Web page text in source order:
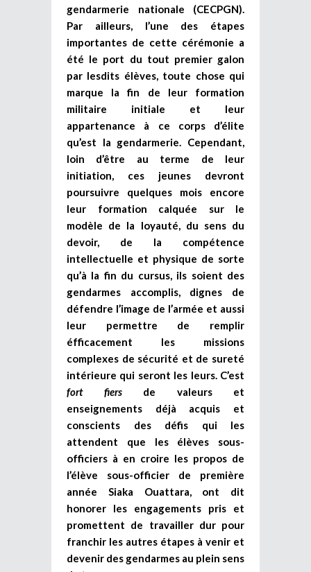
gendarmerie nationale (CECPGN).
Par ailleurs, l’une des étapes
importantes de cette cérémonie a
été le port du tout premier galon
par lesdits élèves, toute chose qui
marque la fin de leur formation
militaire initiale et leur
appartenance à ce corps d’élite
qu’est la gendarmerie. Cependant,
loin d’être au terme de leur
initiation, ces jeunes devront
poursuivre quelques mois encore
leur formation calquée sur le
modèle de la loyauté, du sens du
devoir, de la compétence
intellectuelle et physique de sorte
qu’à la fin du cursus, ils soient des
gendarmes accomplis, dignes de
défendre l’image de l’armée et aussi
leur permettre de remplir
éfficacement les missions
complexes de sécurité et de sureté
intérieure qui seront les leurs. C’est
fort fiersde valeurs et
enseignements déjà acquis et
conscients des défis qui les
attendent que les élèves sous-
officiers à en croire les propos de
l’élève sous-officier de première
année Siaka Ouattara, ont dit
honorer les engagements pris et
promettent de travailler dur pour
franchir les autres étapes à venir et
devenir des gendarmes au plein sens